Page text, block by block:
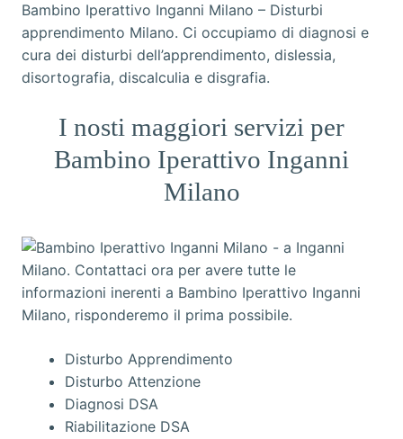
Bambino Iperattivo Inganni Milano – Disturbi
apprendimento Milano. Ci occupiamo di diagnosi e
cura dei disturbi dell’apprendimento, dislessia,
disortografia, discalculia e disgrafia.
I nosti maggiori servizi per
Bambino Iperattivo Inganni
Milano
Disturbo Apprendimento
Disturbo Attenzione
Diagnosi DSA
Riabilitazione DSA